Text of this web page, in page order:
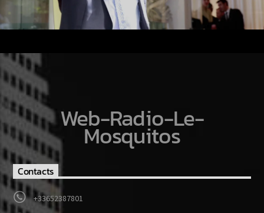
Web-Radio-Le-
Mosquitos
Contacts
+33652387801